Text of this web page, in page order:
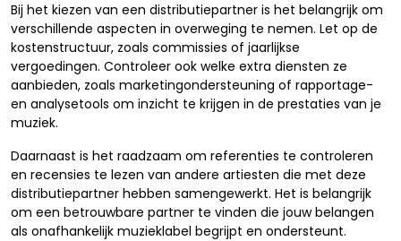
Bij het kiezen van een distributiepartner is het belangrijk om
verschillende aspecten in overweging te nemen. Let op de
kostenstructuur, zoals commissies of jaarlijkse
vergoedingen. Controleer ook welke extra diensten ze
aanbieden, zoals marketingondersteuning of rapportage-
en analysetools om inzicht te krijgen in de prestaties van je
muziek.
Daarnaast is het raadzaam om referenties te controleren
en recensies te lezen van andere artiesten die met deze
distributiepartner hebben samengewerkt. Het is belangrijk
om een betrouwbare partner te vinden die jouw belangen
als onafhankelijk muzieklabel begrijpt en ondersteunt.